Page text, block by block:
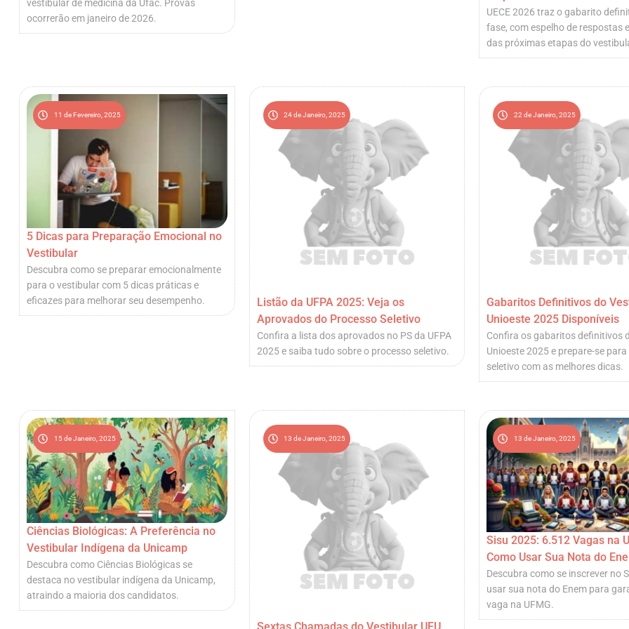
vestibular de medicina da Ufac. Provas
ocorrerão em janeiro de 2026.
UECE 2026 traz o gabarito
fase, com espelho de respostas
das próximas etapas do
11 de Fevereiro, 2025
5 Dicas para Preparação Emocional no
Vestibular
Descubra como se preparar emocionalmente
para o vestibular com 5 dicas práticas e
eficazes para melhorar seu desempenho.
24 de Janeiro, 2025
Listão da UFPA 2025: Veja os
Aprovados do Processo Seletivo
Confira a lista dos aprovados no PS da UFPA
2025 e saiba tudo sobre o processo seletivo.
22 de Janeiro, 2025
Gabaritos Definitivos do
Unioeste 2025 Disponíveis
Confira os gabaritos definitivos
Unioeste 2025 e prepare-se
seletivo com as melhores dicas.
15 de Janeiro, 2025
Ciências Biológicas: A Preferência no
Vestibular Indígena da Unicamp
Descubra como Ciências Biológicas se
destaca no vestibular indígena da Unicamp,
atraindo a maioria dos candidatos.
13 de Janeiro, 2025
Sextas Chamadas do Vestibular UFU
13 de Janeiro, 2025
Sisu 2025: 6.512 Vagas na
Como Usar Sua Nota do
Descubra como se inscrever no
usar sua nota do Enem para
vaga na UFMG.